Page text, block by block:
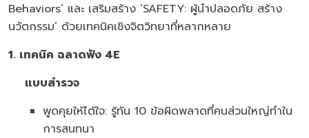
Behaviors’ และ เสริมสร้าง ‘SAFETY: ผู้นำปลอดภัย สร้าง
นวัตกรรม’ ด้วยเทคนิคเชิงจิตวิทยาที่หลากหลาย
1. เทคนิค ฉลาดฟัง 4E
แบบสำรวจ
พูดคุยให้ได้ใจ: รู้ทัน 10 ข้อผิดพลาดที่คนส่วนใหญ่ทำใน
การสนทนา